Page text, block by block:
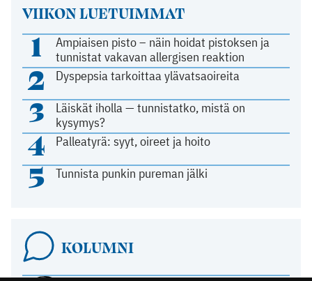
VIIKON LUETUIMMAT
1
Ampiaisen pisto – näin hoidat pistoksen ja
tunnistat vakavan allergisen reaktion
2 Dyspepsia tarkoittaa ylävatsaoireita
3
Läiskät iholla — tunnistatko, mistä on
kysymys?
4 Palleatyrä: syyt, oireet ja hoito
5 Tunnista punkin pureman jälki
KOLUMNI